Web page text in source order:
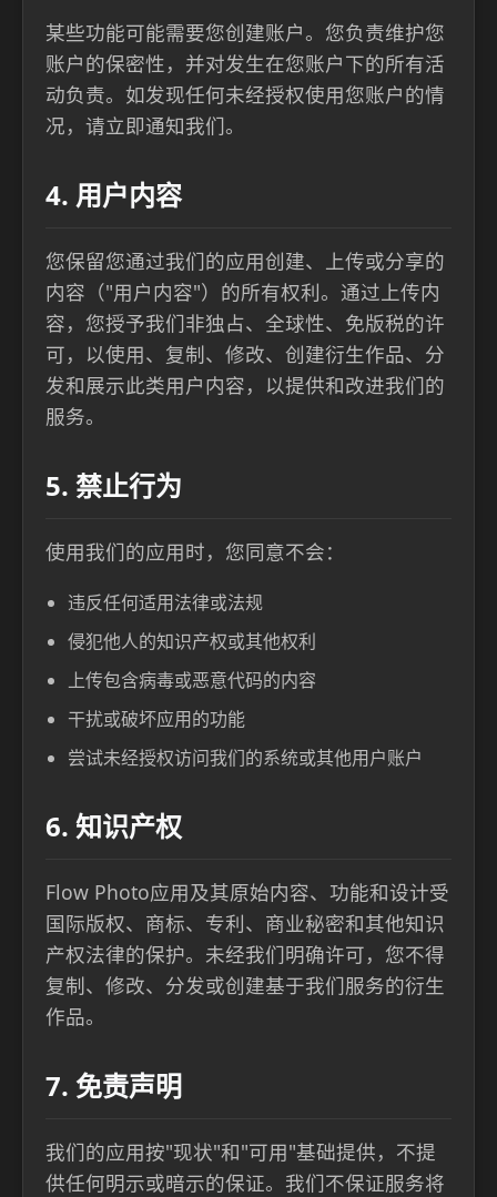
某些功能可能需要您创建账户。您负责维护您
账户的保密性，并对发生在您账户下的所有活
动负责。如发现任何未经授权使用您账户的情
况，请立即通知我们。
4. 用户内容
您保留您通过我们的应用创建、上传或分享的
内容（"用户内容"）的所有权利。通过上传内
容，您授予我们非独占、全球性、免版税的许
可，以使用、复制、修改、创建衍生作品、分
发和展示此类用户内容，以提供和改进我们的
服务。
5. 禁止行为
使用我们的应用时，您同意不会：
违反任何适用法律或法规
侵犯他人的知识产权或其他权利
上传包含病毒或恶意代码的内容
干扰或破坏应用的功能
尝试未经授权访问我们的系统或其他用户账户
6. 知识产权
Flow Photo应用及其原始内容、功能和设计受
国际版权、商标、专利、商业秘密和其他知识
产权法律的保护。未经我们明确许可，您不得
复制、修改、分发或创建基于我们服务的衍生
作品。
7. 免责声明
我们的应用按"现状"和"可用"基础提供，不提
供任何明示或暗示的保证。我们不保证服务将